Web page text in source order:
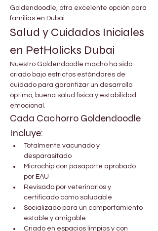
Goldendoodle, otra excelente opción para
familias en Dubái.
Salud y Cuidados Iniciales
en PetHolicks Dubai
Nuestro Goldendoodle macho ha sido
criado bajo estrictos estándares de
cuidado para garantizar un desarrollo
óptimo, buena salud física y estabilidad
emocional.
Cada Cachorro Goldendoodle
Incluye:
Totalmente vacunado y
desparasitado
Microchip con pasaporte aprobado
por EAU
Revisado por veterinarios y
certificado como saludable
Socializado para un comportamiento
estable y amigable
Criado en espacios limpios y con